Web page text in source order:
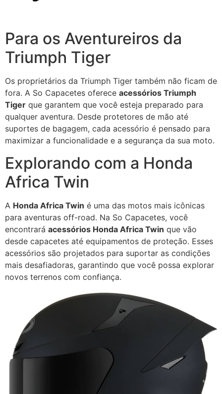
Para os Aventureiros da
Triumph Tiger
Os proprietários da Triumph Tiger também não ficam de
fora. A So Capacetes oferece acessórios Triumph
Tiger que garantem que você esteja preparado para
qualquer aventura. Desde protetores de mão até
suportes de bagagem, cada acessório é pensado para
maximizar a funcionalidade e a segurança da sua moto.
Explorando com a Honda
Africa Twin
A Honda Africa Twin é uma das motos mais icônicas
para aventuras off-road. Na So Capacetes, você
encontrará acessórios Honda Africa Twin que vão
desde capacetes até equipamentos de proteção. Esses
acessórios são projetados para suportar as condições
mais desafiadoras, garantindo que você possa explorar
novos terrenos com confiança.